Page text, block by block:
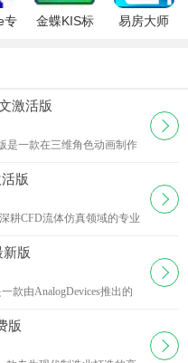
专
金蝶KIS标
易房大师
激活版
是一款在三维角色动画制作
师在制造前模拟产品的照
下载
版
耕CFD流体仿真领域的专业
路工作流，适合处理航空
下载
新版
款由AnalogDevices推出的
性能瓶颈，LTspice提供了
下载
版
下载